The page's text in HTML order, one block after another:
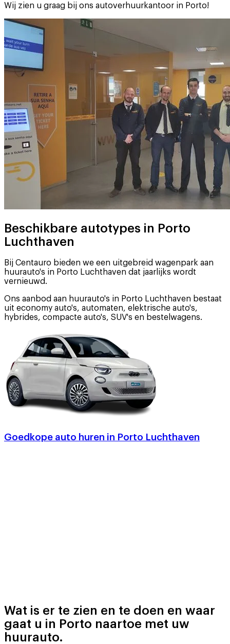
Wij zien u graag bij ons autoverhuurkantoor in Porto!
Beschikbare autotypes in Porto
Luchthaven
Bij Centauro bieden we een uitgebreid wagenpark aan
huurauto's in Porto Luchthaven dat jaarlijks wordt
vernieuwd.
Ons aanbod aan huurauto's in Porto Luchthaven bestaat
uit economy auto's, automaten, elektrische auto's,
hybrides, compacte auto's, SUV's en bestelwagens.
Goedkope auto huren in Porto Luchthaven
Wat is er te zien en te doen en waar
gaat u in Porto naartoe met uw
huurauto.